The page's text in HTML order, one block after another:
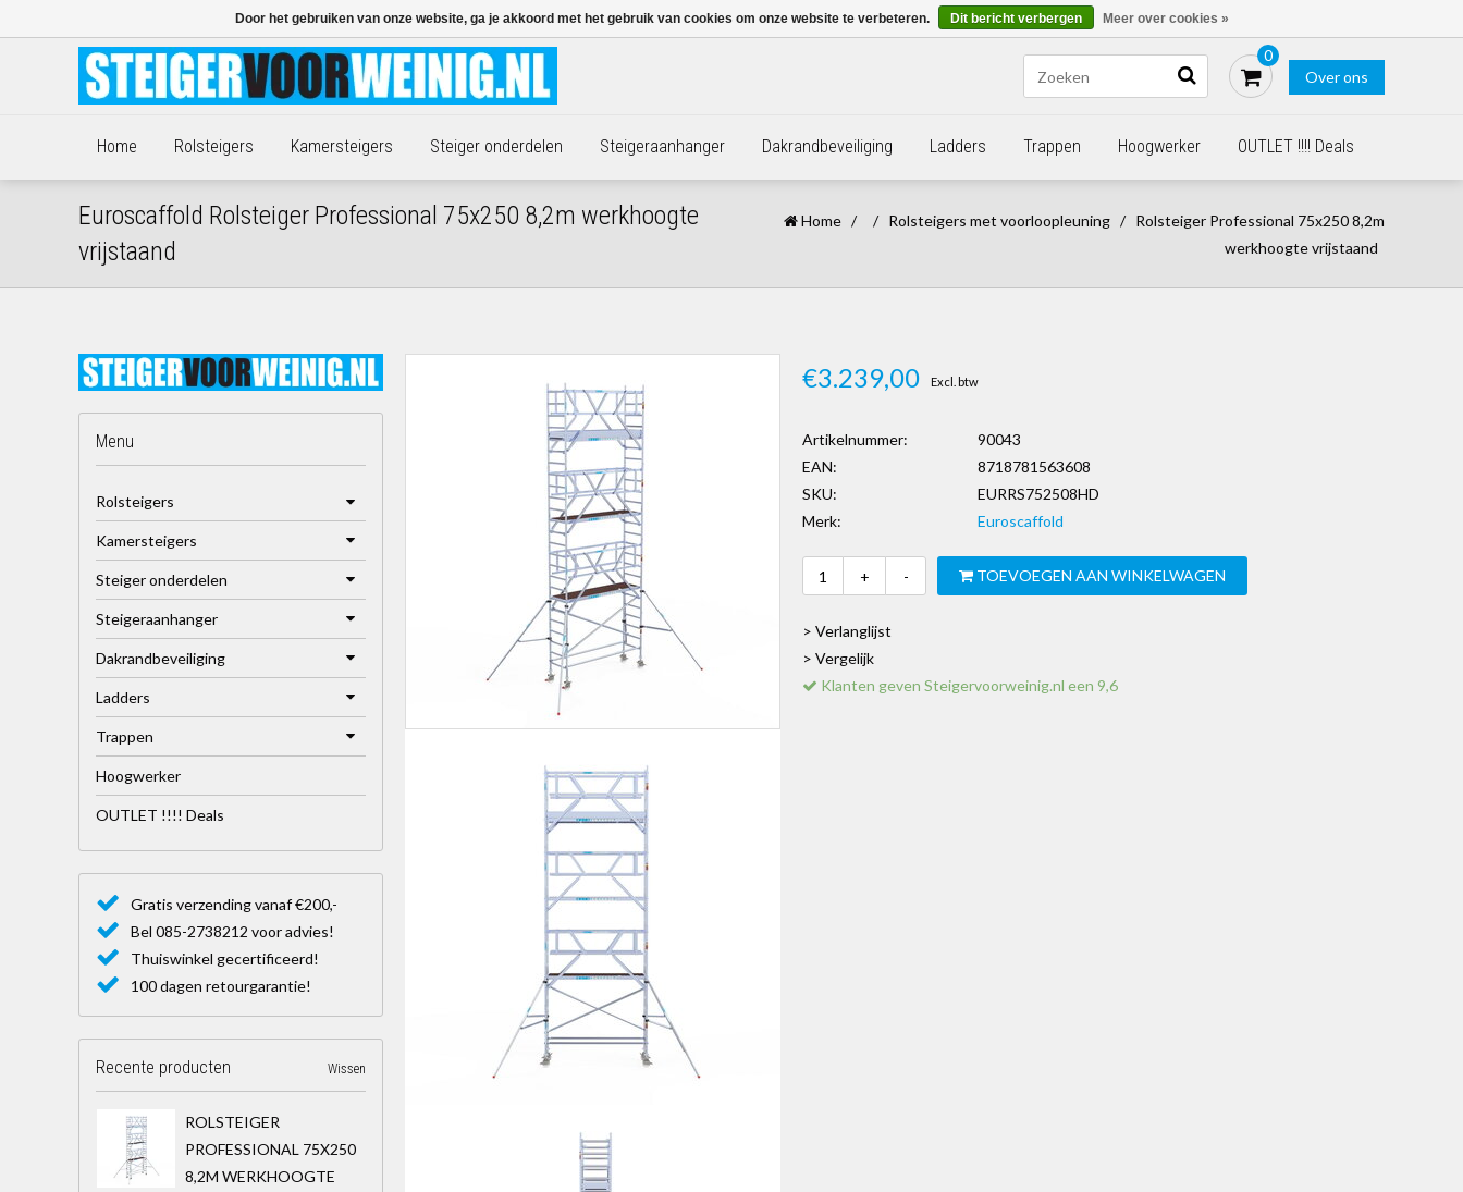
Blogs Bestellen - €0,00
Over ons
0
Home Rolsteigers Kamersteigers Steiger onderdelen Steigeraanhanger Dakrandbeveiliging Ladders Trappen Hoogwerker OUTLET !!!! Deals
Euroscaffold Rolsteiger Professional 75x250 8,2m werkhoogte
vrijstaand
Home / / Rolsteigers met voorloopleuning / Rolsteiger Professional 75x250 8,2m
werkhoogte vrijstaand
€3.239,00 Excl. btw
Artikelnummer:
90043
EAN:
8718781563608
SKU:
EURRS752508HD
Merk:
Euroscaffold
+ - TOEVOEGEN AAN WINKELWAGEN
> Verlanglijst
> Vergelijk
Klanten geven Steigervoorweinig.nl een 9,6
Menu
Rolsteigers
Kamersteigers
Steiger onderdelen
Steigeraanhanger
Dakrandbeveiliging
Ladders
Trappen
Hoogwerker
OUTLET !!!! Deals
Gratis verzending vanaf €200,-
Bel 085-2738212 voor advies!
Thuiswinkel gecertificeerd!
100 dagen retourgarantie!
Recente producten Wissen
ROLSTEIGER
PROFESSIONAL 75X250
8,2M WERKHOOGTE
Door het gebruiken van onze website, ga je akkoord met het gebruik van cookies om onze website te verbeteren. Dit bericht verbergen Meer over cookies »